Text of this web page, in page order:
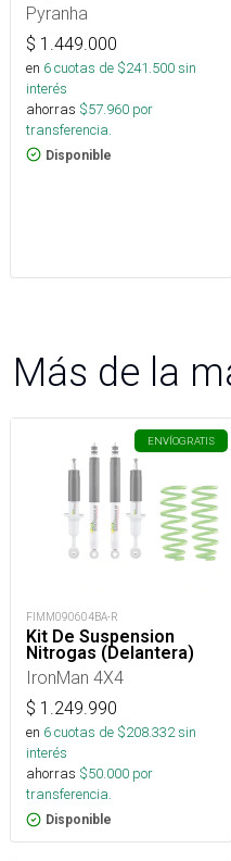
Pyranha
$ 1.449.000
en 6cuotas de $241.500sin
interés
ahorras $57.960 por
transferencia.
Disponible
Más de la
ENVÍOGRATIS
FIMM090604BA-R
Kit De Suspension
Nitrogas (Delantera)
IronMan 4X4
$ 1.249.990
en 6cuotas de $208.332sin
interés
ahorras $50.000 por
transferencia.
Disponible